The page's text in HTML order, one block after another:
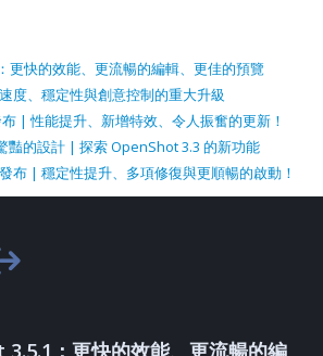
更快的效能、更流暢的編輯、更佳的預覽
度、穩定性與創意控制的重大升級
| 性能提升、新增特效、令人振奮的更新！
豔的設計 | 探索 OpenShot 3.3 的新功能
布 | 穩定性提升、多項修復與更順暢的啟動！
：更快的效能、更流暢的編